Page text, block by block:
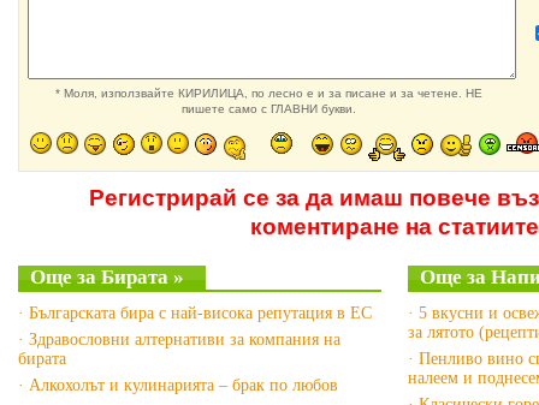
* Моля, използвайте КИРИЛИЦА, по лесно е и за писане и за четене. НЕ
пишете само с ГЛАВНИ букви.
Регистрирай се за да имаш повече
коментиране на статиите
Още за Бирата »
· Българската бира с най-висока репутация в ЕС
· Здравословни алтернативи за компания на
бирата
· Алкохолът и кулинарията – брак по любов
Още за
· 5 вкусни и
за лятото
· Пенливо вино
налеем и